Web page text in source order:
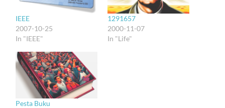
IEEE
2007-10-25
In "IEEE"
1291657
2000-11-07
In "Life"
Pesta Buku